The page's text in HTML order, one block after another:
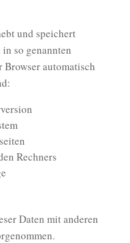
und speichert
so genannten
automatisch
Rechners
Daten mit anderen